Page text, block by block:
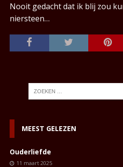
Nooit gedacht dat ik blij zou
niersteen…
MEEST GELEZEN
Ouderliefde
11 maart 2025